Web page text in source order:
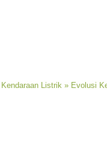
Kendaraan Listrik » Evolusi